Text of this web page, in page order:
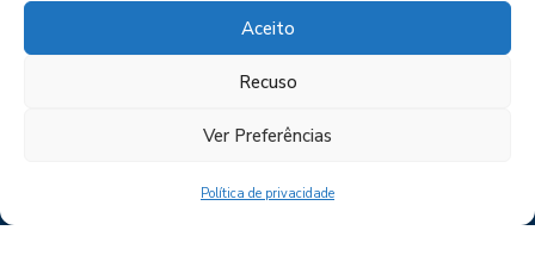
Aceito
Recuso
Ver Preferências
Política de privacidade
POLÍTICA DE PRIVACIDADE
DAS DENÚNCIAS